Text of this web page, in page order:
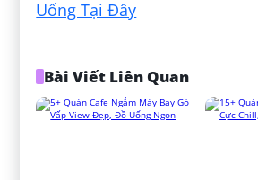
Uống Tại Đây
Bài Viết Liên Quan